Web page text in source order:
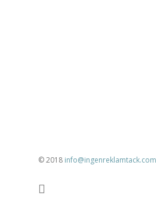
© 2018 info@ingenreklamtack.com
facebook